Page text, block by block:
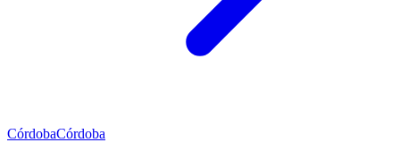
CórdobaCórdoba